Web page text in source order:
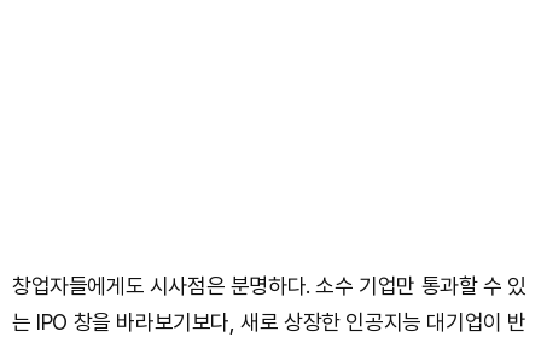
창업자들에게도 시사점은 분명하다. 소수 기업만 통과할 수 있
는 IPO 창을 바라보기보다, 새로 상장한 인공지능 대기업이 반